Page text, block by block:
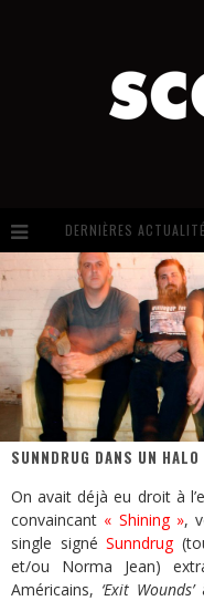
DERNIÈRES
SUNNDRUG DANS UN HALO
On avait déjà eu droit à
convaincant « Shining »,
single signéSunndrug
et/ou Norma Jean)
Américains, ‘Exit Wounds’